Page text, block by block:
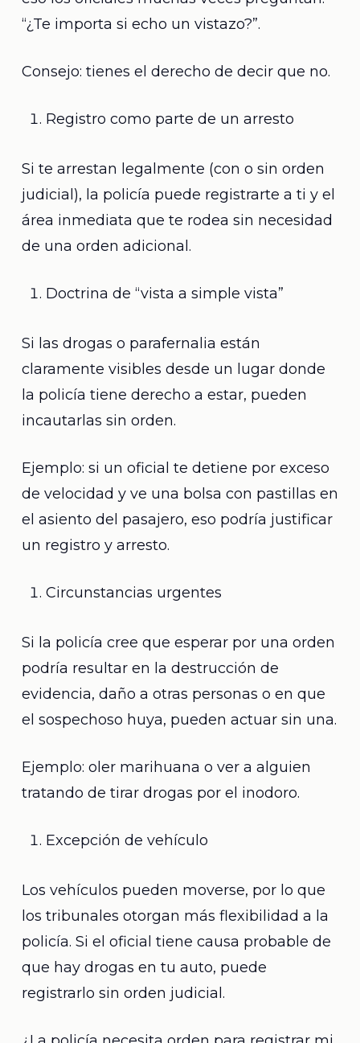
“¿Te importa si echo un vistazo?”.
Consejo: tienes el derecho de decir que no.
Registro como parte de un arresto
Si te arrestan legalmente (con o sin orden
judicial), la policía puede registrarte a ti y el
área inmediata que te rodea sin necesidad
de una orden adicional.
Doctrina de “vista a simple vista”
Si las drogas o parafernalia están
claramente visibles desde un lugar donde
la policía tiene derecho a estar, pueden
incautarlas sin orden.
Ejemplo: si un oficial te detiene por exceso
de velocidad y ve una bolsa con pastillas en
el asiento del pasajero, eso podría justificar
un registro y arresto.
Circunstancias urgentes
Si la policía cree que esperar por una orden
podría resultar en la destrucción de
evidencia, daño a otras personas o en que
el sospechoso huya, pueden actuar sin una.
Ejemplo: oler marihuana o ver a alguien
tratando de tirar drogas por el inodoro.
Excepción de vehículo
Los vehículos pueden moverse, por lo que
los tribunales otorgan más flexibilidad a la
policía. Si el oficial tiene causa probable de
que hay drogas en tu auto, puede
registrarlo sin orden judicial.